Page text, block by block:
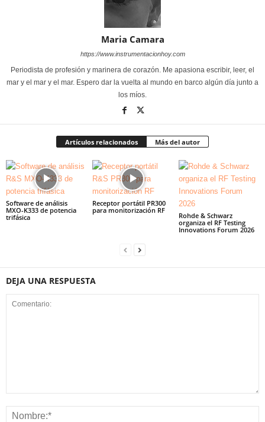
Maria Camara
https://www.instrumentacionhoy.com
Periodista de profesión y marinera de corazón. Me apasiona escribir, leer, el
mar y el mar y el mar. Espero dar la vuelta al mundo en barco algún día junto a
los míos.
Artículos relacionados Más del autor
Software de análisis
MXO-K333 de potencia
trifásica
Receptor portátil PR300
para monitorización RF
Rohde & Schwarz
organiza el RF Testing
Innovations Forum 2026
DEJA UNA RESPUESTA